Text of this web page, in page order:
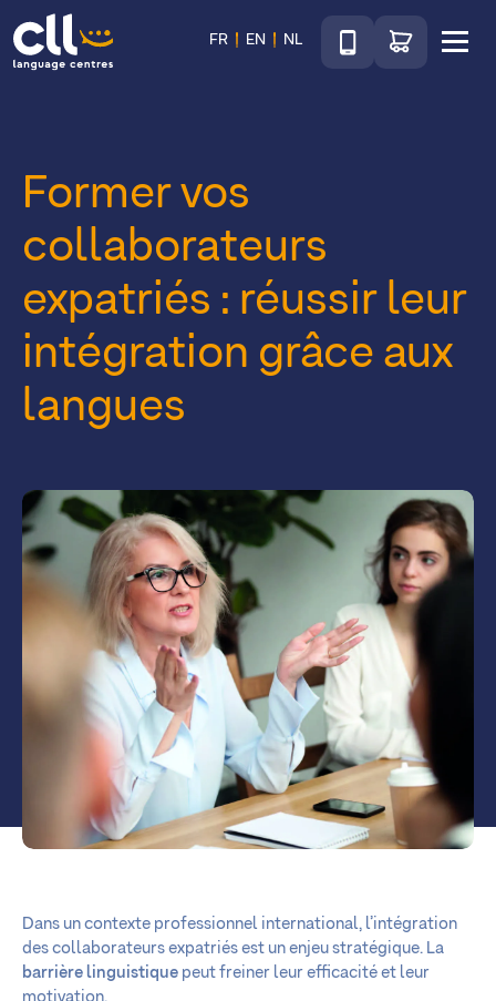
CLL
FR EN NL
TéléphoneAccéder au shop
Former vos
collaborateurs
expatriés : réussir leur
intégration grâce aux
langues
Dans un contexte professionnel international, l’intégration
des collaborateurs expatriés est un enjeu stratégique. La
barrière linguistique peut freiner leur efficacité et leur
motivation.